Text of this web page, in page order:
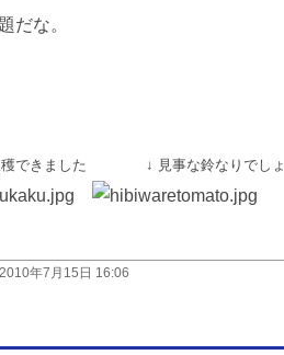
だな。
穫できました ↓ 見事な鈴なりでしょ
年7月15日 16:06